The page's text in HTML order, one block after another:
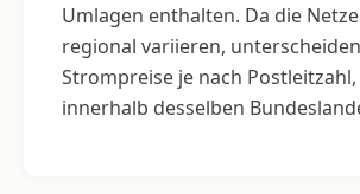
Umlagen enthalten. Da die
regional variieren,
Strompreise je nach
innerhalb desselben